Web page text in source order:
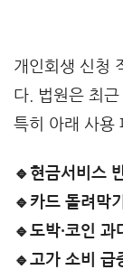
개인회생 신청
다. 법원은 최
특히 아래 사용
🔹현금서비스
🔹카드 돌려막기
🔹도박·코인 과
🔹고가 소비 급